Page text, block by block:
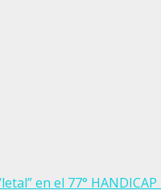
en el 77° HANDICAP